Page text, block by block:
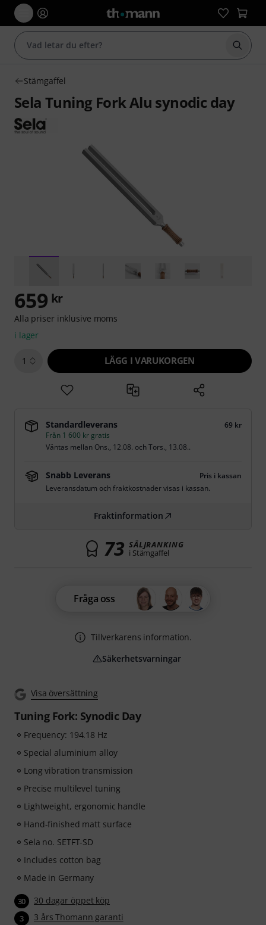
Börja
Stämgaffel
Sela Tuning Fork Alu synodic day
Visa översättning
Tuning Fork: Synodic Day
Frequency: 194.18 Hz
Special aluminium alloy
Long vibration transmission
Precise multilevel tuning
Lightweight, ergonomic handle
Hand-finished matt surface
Sela no. SETFT-SD
Includes cotton bag
Made in Germany
30 30 dagar öppet köp
3 3 års Thomann garanti
659 kr
Alla priser inklusive moms
i lager
1 LÄGG I VARUKORGEN
Standardleverans
69 kr
Från 1 600 kr gratis
Väntas mellan Ons., 12.08. ochTors., 13.08..
Snabb Leverans
Pris i kassan
Leveransdatum och fraktkostnader visas i kassan.
Fraktinformation
73 SÄLJRANKING
i Stämgaffel
Fråga oss
Tillverkarens information.
Säkerhetsvarningar